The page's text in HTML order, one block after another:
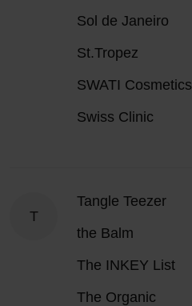
Sol de Janeiro
St.Tropez
SWATI Cosmetics
Swiss Clinic
T
Tangle Teezer
the Balm
The INKEY List
The Organic